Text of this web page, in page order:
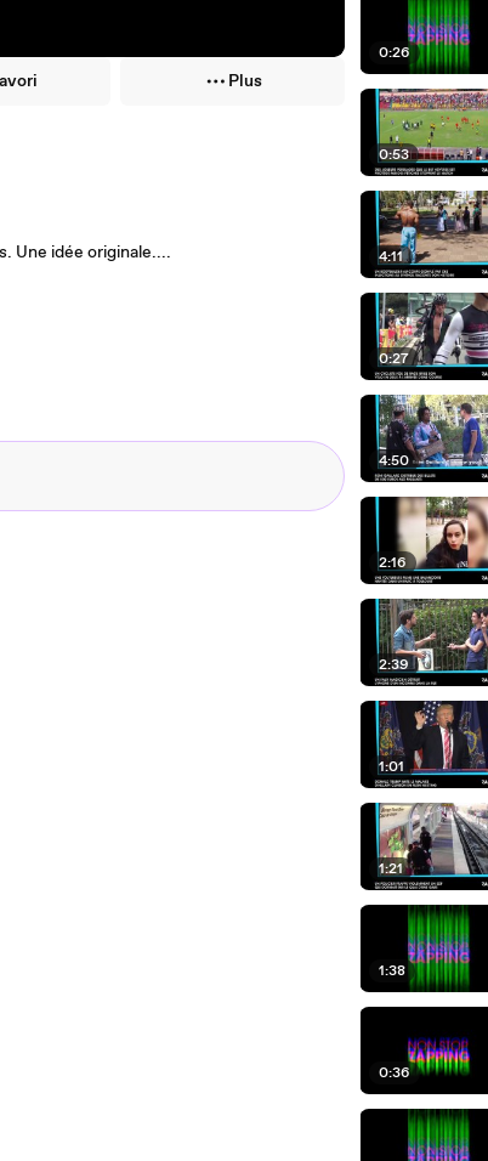
Plus
Une idée originale....
0:26
0:53
4:11
0:27
4:50
2:16
2:39
1:01
1:21
1:38
0:36